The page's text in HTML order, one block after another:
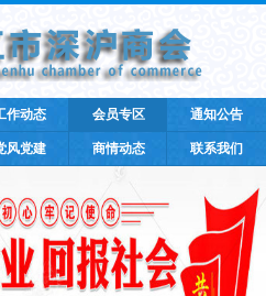
作动态 会员专区 通知公告
风党建 商情动态 联系我们